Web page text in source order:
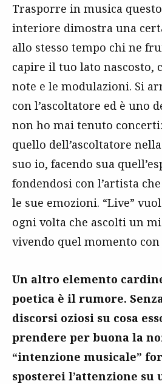
Trasporre in musica
interiore dimostra una
allo stesso tempo chi ne
capire il tuo lato nascosto,
note e le modulazioni. Si
con l’ascoltatore ed è uno
non ho mai tenuto
quello dell’ascoltatore
suo io, facendo sua
fondendosi con l’artista
le sue emozioni. “Live”
ogni volta che ascolti un
vivendo quel momento con
Un altro elemento
poetica è il rumore.
discorsi oziosi su cosa
prendere per buona la
“intenzione musicale”
sposterei l’attenzione su